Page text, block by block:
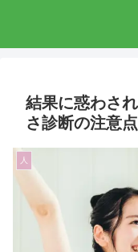
結果に惑わさ
さ診断の注意
人